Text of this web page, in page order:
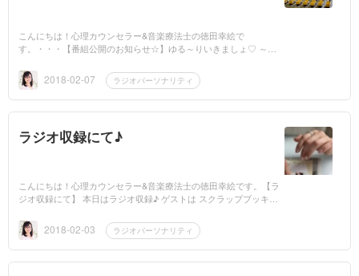
こんにちは！心理カウンセラー&音楽療法士の徳田幸絵で
す。・・・【番組公開のお知らせ☆】ゆる～りいきましょ♡ ～お
2018-02-07 ラジオパーソナリティ
ラジオ収録にて♪
こんにちは！心理カウンセラー&音楽療法士の徳田幸絵です。【ラ
ジオ収録にて】 本日はラジオ収録♪ ゲストは スクラップブッキン
2018-02-03 ラジオパーソナリティ